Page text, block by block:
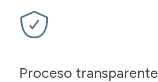
Proceso transparente